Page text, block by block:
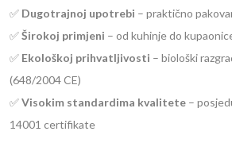
✅ Dugotrajnoj upotrebi – praktično
✅Širokoj primjeni – od kuhinje do
✅ Ekološkoj prihvatljivosti – biološki
(648/2004 CE)
✅Visokim standardima kvalitete –
14001 certifikate